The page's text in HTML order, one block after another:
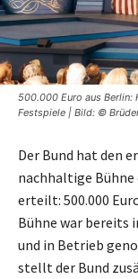
500.000 Euro aus Berlin:
Festspiele | Bild: ©
Der Bund hat den
nachhaltige Bühne
erteilt: 500.000
Bühne war bereits
und in Betrieb
stellt der Bund